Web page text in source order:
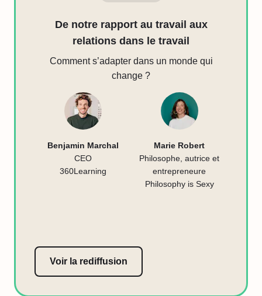
De notre rapport au travail aux
relations dans le travail
Comment s’adapter dans un monde qui
change ?
Benjamin Marchal
CEO
360Learning
Marie Robert
Philosophe, autrice et
entrepreneure
Philosophy is Sexy
Voir la rediffusion